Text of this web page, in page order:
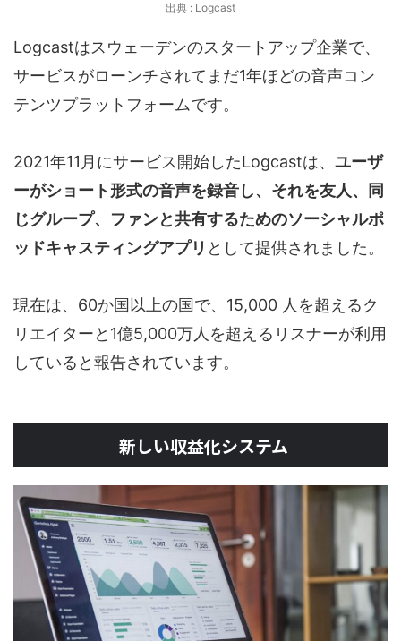
出典 : Logcast
Logcastはスウェーデンのスタートアップ企業で、
サービスがローンチされてまだ1年ほどの音声コン
テンツプラットフォームです。
2021年11月にサービス開始したLogcastは、 ユーザ
ーがショート形式の音声を録音し、それを友人、同
じグループ、ファンと共有するためのソーシャルポ
ッドキャスティングアプリ として提供されました。
現在は、60か国以上の国で、15,000 人を超えるク
リエイターと1億5,000万人を超えるリスナーが利用
していると報告されています。
新しい収益化システム